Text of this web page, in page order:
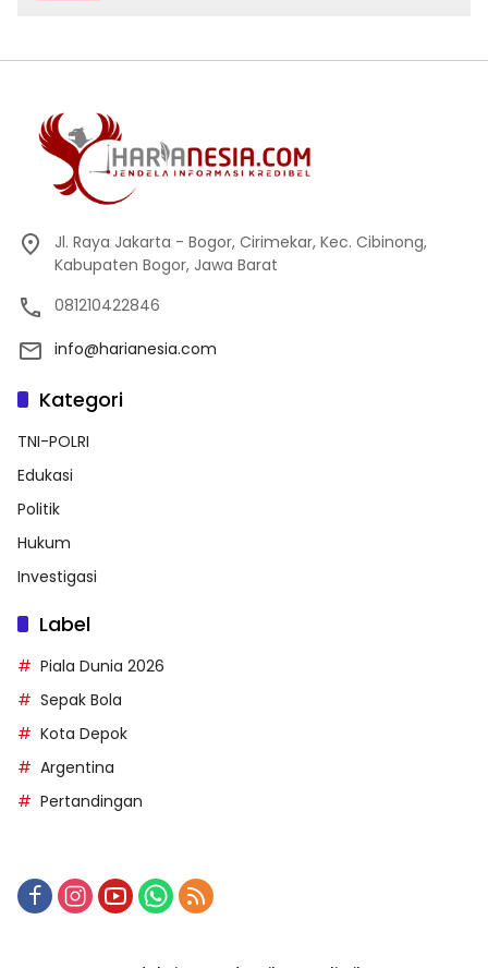
Jl. Raya Jakarta - Bogor, Cirimekar, Kec. Cibinong,
Kabupaten Bogor, Jawa Barat
081210422846
info@harianesia.com
Kategori
TNI-POLRI
Edukasi
Politik
Hukum
Investigasi
Label
Piala Dunia 2026
Sepak Bola
Kota Depok
Argentina
Pertandingan